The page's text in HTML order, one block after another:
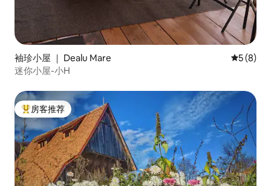
袖珍小屋 ｜ Dealu Mare 平均评分
5 (8)
迷你小屋-小H
热门「房客推荐」
房客推荐